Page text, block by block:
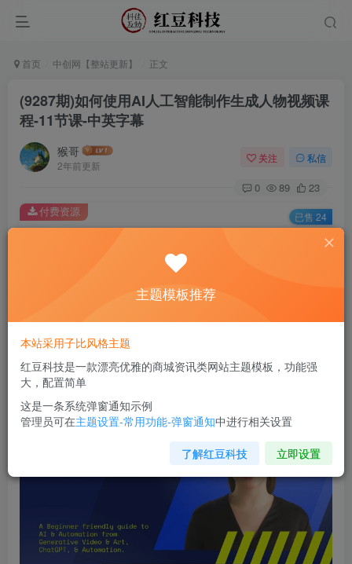
首页 中创网【整站更新】 正文
(9287期)如何使用AI人工智能制作生成人物视频课
程-11节课-中英字幕
猴哥
2年前更新
关注 私信
0 89 23
此内容为付费资源，请付费后查看
￥9.9
您当前未登录！建议登陆后购买，可保存购买订单
付费资源 已售 24
主题模板推荐
本站采用子比风格主题
红豆科技是一款漂亮优雅的商城资讯类网站主题模板，功能强
大，配置简单
这是一条系统弹窗通知示例
管理员可在主题设置-常用功能-弹窗通知中进行相关设置
了解红豆科技 立即设置